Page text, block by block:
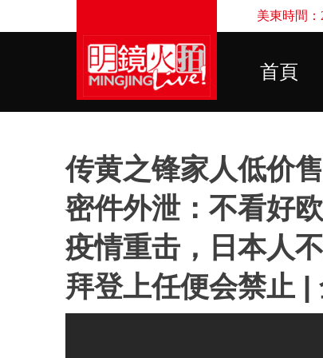
美東時間：
首頁
传黄之锋家人低价
密件外泄：不看好
疫情重击，日本人
拜登上任便会禁止 |